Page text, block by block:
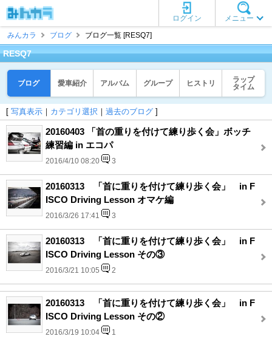
メニュー
ログイン
みんカラ
ブログ ブログ一覧 [RESQ7]
RESQ7
ブログ 愛車紹介 アルバム グループ ヒストリ
ラップ
タイム
[ 写真表示 ｜ カテゴリ選択 ｜ 過去のブログ ]
20160403 「首の重りを付けて練り歩く会」ボッチ
練習編 in エコパ
2016/4/10 08:20 3
20160313 「首に重りを付けて練り歩く会」 in F
ISCO Driving Lesson オマケ編
2016/3/26 17:41 3
20160313 「首に重りを付けて練り歩く会」 in F
ISCO Driving Lesson その③
2016/3/21 10:05 2
20160313 「首に重りを付けて練り歩く会」 in F
ISCO Driving Lesson その②
2016/3/19 10:04 1